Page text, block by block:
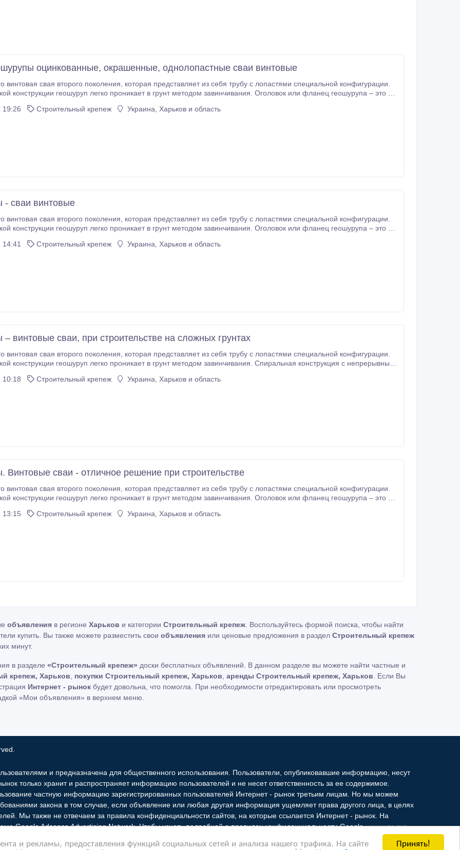
Принять!
и рекламы, предоставления функций социальных сетей и анализа нашего трафика. На сайте
оцинкованные, окрашенные, однолопастные сваи винтовые
конструкции геошуруп легко проникает в грунт методом завинчивания. Оголовок или фланец геошурупа – это та
а также монтаж в самые трудные грунтовые условия.
19:26 Строительный крепеж Украина, Харьков и область
- сваи винтовые
конструкции геошуруп легко проникает в грунт методом завинчивания. Оголовок или фланец геошурупа – это та
а также монтаж в самые трудные грунтовые условия.
14:41 Строительный крепеж Украина, Харьков и область
– винтовые сваи, при строительстве на сложных грунтах
поколения, которая представляет из себя трубу с лопастями специальной конфигурации.
геошуруп легко проникает в грунт методом завинчивания. Спиральная конструкция с непрерывным
10:18
Строительный крепеж Украина, Харьков и область
Винтовые сваи - отличное решение при строительстве
геошуруп легко проникает в грунт методом завинчивания. Оголовок или фланец геошурупа – это та
а также монтаж в самые трудные грунтовые условия.
13:15 Строительный крепеж Украина, Харьков и область
объявления в регионе Харьков и категории Строительный крепеж . Воспользуйтесь формой поиска, чтобы найти
купить. Вы также можете разместить свои объявления или ценовые предложения в раздел Строительный крепеж
минут.
в разделе «Строительный крепеж» доски бесплатных объявлений. В данном разделе вы можете найти частные и
крепеж, Харьков покупки Строительный крепеж, Харьков аренды Строительный крепеж, Харьков . Если Вы
Интернет - рынок будет довольна, что помогла. При необходимости отредактировать или просмотреть
«Мои объявления» в верхнем меню.
и предназначена для общественного использования. Пользователи, опубликовавшие информацию, несут
только хранит и распространяет информацию пользователей и не несет ответственность за ее содержимое.
частную информацию зарегистрированных пользователей Интернет - рынок третьим лицам. Но мы можем
закона в том случае, если объявление или любая другая информация ущемляет права другого лица, в целях
Мы также не отвечаем за правила конфиденциальности сайтов, на которые ссылается Интернет - рынок. На
Google Adsense Advertising Network. Чтобы узнать подробней о правилах конфиденциальности Googleнажмите тут.